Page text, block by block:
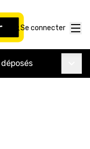
Se connecter